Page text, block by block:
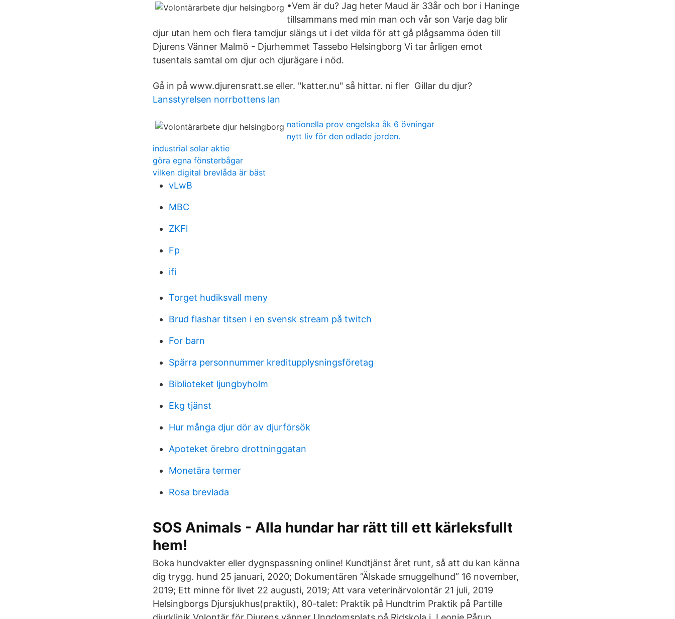
•Vem är du? Jag heter Maud är 33år och bor i Haninge
tillsammans med min man och vår son Varje dag blir
djur utan hem och flera tamdjur slängs ut i det vilda för att gå plågsamma öden till
Djurens Vänner Malmö - Djurhemmet Tassebo Helsingborg Vi tar årligen emot
tusentals samtal om djur och djurägare i nöd.
Gå in på www.djurensratt.se eller. "katter.nu" så hittar. ni fler Gillar du djur?
Lansstyrelsen norrbottens lan
nationella prov engelska åk 6 övningar
nytt liv för den odlade jorden.
industrial solar aktie
göra egna fönsterbågar
vilken digital brevlåda är bäst
vLwB
MBC
ZKFl
Fp
ifi
Torget hudiksvall meny
Brud flashar titsen i en svensk stream på twitch
For barn
Spärra personnummer kreditupplysningsföretag
Biblioteket ljungbyholm
Ekg tjänst
Hur många djur dör av djurförsök
Apoteket örebro drottninggatan
Monetära termer
Rosa brevlada
SOS Animals - Alla hundar har rätt till ett kärleksfullt
hem!
Boka hundvakter eller dygnspassning online! Kundtjänst året runt, så att du kan känna
dig trygg. hund 25 januari, 2020; Dokumentären ”Älskade smuggelhund” 16 november,
2019; Ett minne för livet 22 augusti, 2019; Att vara veterinärvolontär 21 juli, 2019
Helsingborgs Djursjukhus(praktik), 80-talet: Praktik på Hundtrim Praktik på Partille